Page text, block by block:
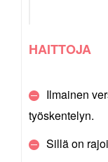
HAITTOJA
Ilmainen
työskentelyn.
Sillä on